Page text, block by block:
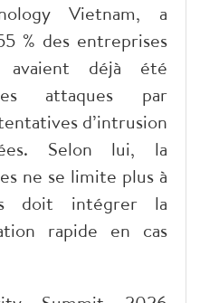
Vietnam, a
% des entreprises
avaient déjà été
attaques par
d’intrusion
Selon lui, la
ne se limite plus à
doit intégrer la
rapide en cas